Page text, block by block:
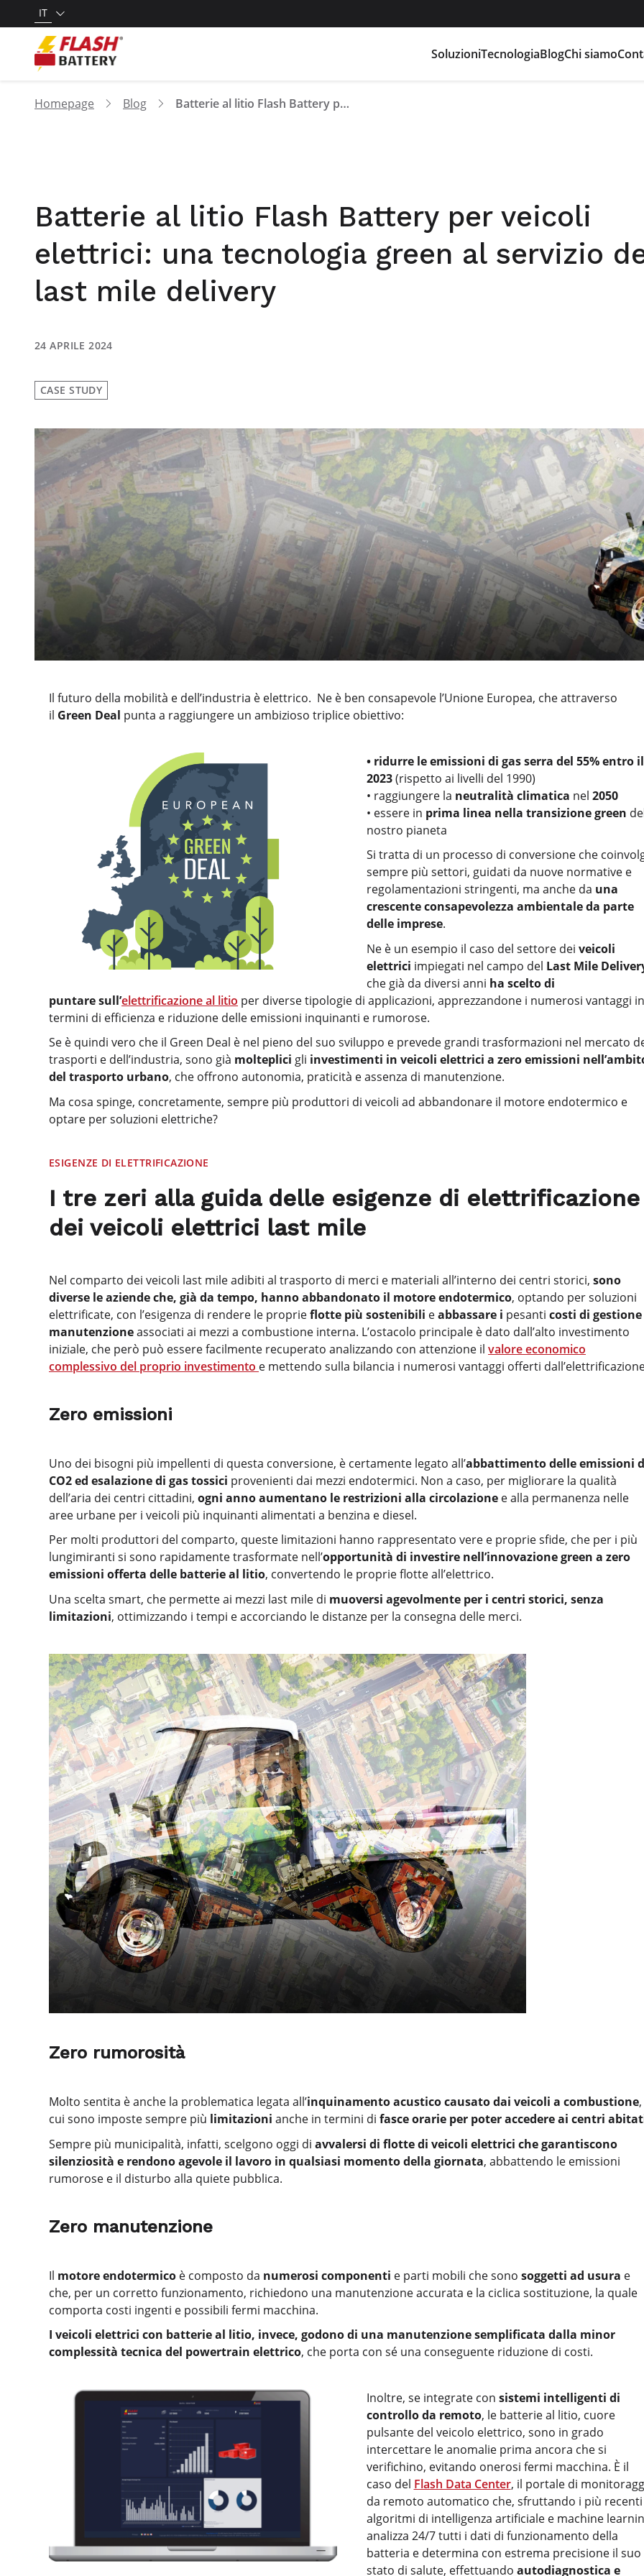
IT
SoluzioniTecnologiaBlogChi siamo
Homepage Blog Batterie al litio Flash Battery per veicoli elettrici: una tecnologia green al servizio del last mile delivery
Batterie al litio Flash Battery per veicoli
elettrici: una tecnologia green al servizio
last mile delivery
24 APRILE 2024
CASE STUDY
Il futuro della mobilità e dell’industria è elettrico. Ne è ben consapevole l’Unione Europea, che attraverso
il Green Deal punta a raggiungere un ambizioso triplice obiettivo:
• ridurre le emissioni di gas serra del 55% entro il
2023(rispetto ai livelli del 1990)
• raggiungere la neutralità climatica nel 2050
• essere in prima linea nella transizione green
nostro pianeta
Si tratta di un processo di conversione che
sempre più settori, guidati da nuove normative e
regolamentazioni stringenti, ma anche da una
crescente consapevolezza ambientale da parte
delle imprese.
Ne è un esempio il caso del settore dei veicoli
elettrici impiegati nel campo del Last Mile
che già da diversi anni ha scelto di
puntare sull’elettrificazione al litio per diverse tipologie di applicazioni, apprezzandone i numerosi vantaggi in
termini di efficienza e riduzione delle emissioni inquinanti e rumorose.
Se è quindi vero che il Green Deal è nel pieno del suo sviluppo e prevede grandi trasformazioni nel mercato
trasporti e dell’industria, sono già molteplici gli investimenti in veicoli elettrici a zero emissioni
del trasporto urbano, che offrono autonomia, praticità e assenza di manutenzione.
Ma cosa spinge, concretamente, sempre più produttori di veicoli ad abbandonare il motore endotermico e
optare per soluzioni elettriche?
ESIGENZE DI ELETTRIFICAZIONE
I tre zeri alla guida delle esigenze di elettrificazione
dei veicoli elettrici last mile
Nel comparto dei veicoli last mile adibiti al trasporto di merci e materiali all’interno dei centri storici, sono
diverse le aziende che, già da tempo, hanno abbandonato il motore endotermico, optando per soluzioni
elettrificate, con l’esigenza di rendere le proprieflotte più sostenibili eabbassare i pesanti costi di gestione
manutenzioneassociati ai mezzi a combustione interna. L’ostacolo principale è dato dall’alto investimento
iniziale, che però può essere facilmente recuperato analizzando con attenzione il valore economico
complessivo del proprio investimento e mettendo sulla bilancia i numerosi vantaggi offerti
Zero emissioni
Uno dei bisogni più impellenti di questa conversione, è certamente legato all’abbattimento delle emissioni
CO2 ed esalazione di gas tossici provenienti dai mezzi endotermici. Non a caso, per migliorare la qualità
dell’aria dei centri cittadini, ogni anno aumentano le restrizioni alla circolazione e alla permanenza nelle
aree urbane per i veicoli più inquinanti alimentati a benzina e diesel.
Per molti produttori del comparto, queste limitazioni hanno rappresentato vere e proprie sfide, che per i più
lungimiranti si sono rapidamente trasformate nell’opportunità di investire nell’innovazione green a zero
emissioni offerta delle batterie al litio, convertendo le proprie flotte all’elettrico.
Una scelta smart, che permette ai mezzi last mile di muoversi agevolmente per i centri storici, senza
limitazioni, ottimizzando i tempi e accorciando le distanze per la consegna delle merci.
Zero rumorosità
Molto sentita è anche la problematica legata all’inquinamento acustico causato dai veicoli a combustione
cui sono imposte sempre più limitazioni anche in termini di fasce orarie per poter accedere ai centri
Sempre più municipalità, infatti, scelgono oggi di avvalersi di flotte di veicoli elettrici che garantiscono
silenziosità e rendono agevole il lavoro in qualsiasi momento della giornata, abbattendo le emissioni
rumorose e il disturbo alla quiete pubblica.
Zero manutenzione
Il motore endotermico è composto da numerosi componenti e parti mobili che sono soggetti ad usura e
che, per un corretto funzionamento, richiedono una manutenzione accurata e la ciclica sostituzione, la quale
comporta costi ingenti e possibili fermi macchina.
I veicoli elettrici con batterie al litio, invece, godono di una manutenzione semplificata dalla minor
complessità tecnica del powertrain elettrico, che porta con sé una conseguente riduzione di costi.
Inoltre, se integrate con sistemi intelligenti di
controllo da remoto, le batterie al litio, cuore
pulsante del veicolo elettrico, sono in grado
intercettare le anomalie prima ancora che si
verifichino, evitando onerosi fermi macchina. È il
caso del Flash Data Center, il portale di
da remoto automatico che, sfruttando i più recenti
algoritmi di intelligenza artificiale e machine
analizza 24/7 tutti i dati di funzionamento della
batteria e determina con estrema precisione il suo
stato di salute, effettuando autodiagnostica e